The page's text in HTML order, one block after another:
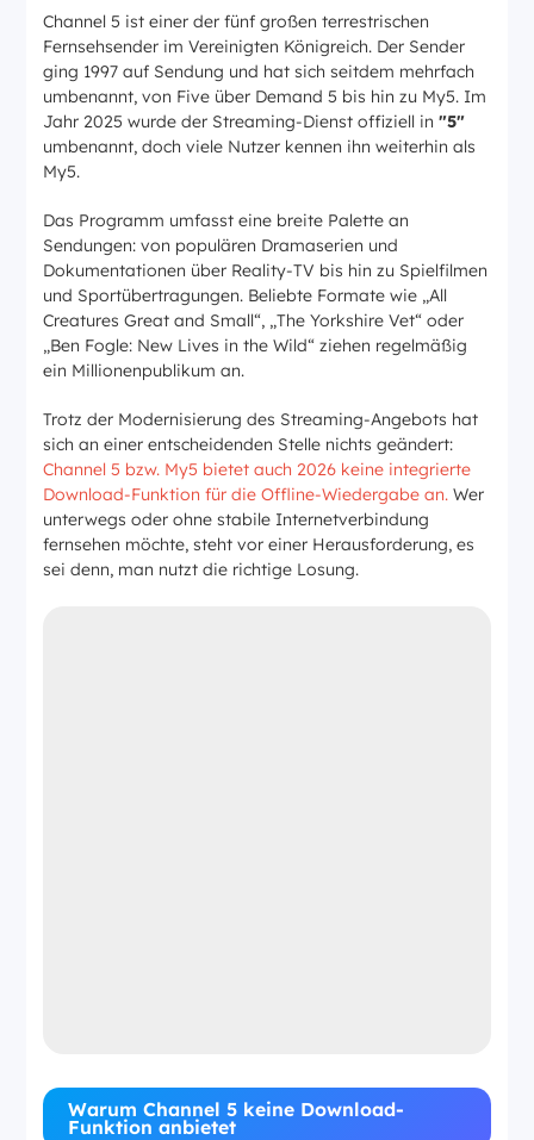
Channel 5 ist einer der fünf großen terrestrischen
Fernsehsender im Vereinigten Königreich. Der Sender
ging 1997 auf Sendung und hat sich seitdem mehrfach
umbenannt, von Five über Demand 5 bis hin zu My5. Im
Jahr 2025 wurde der Streaming-Dienst offiziell in"5"
umbenannt, doch viele Nutzer kennen ihn weiterhin als
My5.
Das Programm umfasst eine breite Palette an
Sendungen: von populären Dramaserien und
Dokumentationen über Reality-TV bis hin zu Spielfilmen
und Sportübertragungen. Beliebte Formate wie „All
Creatures Great and Small“, „The Yorkshire Vet“ oder
„Ben Fogle: New Lives in the Wild“ ziehen regelmäßig
ein Millionenpublikum an.
Trotz der Modernisierung des Streaming-Angebots hat
sich an einer entscheidenden Stelle nichts geändert:
Channel 5 bzw. My5 bietet auch 2026 keine integrierte
Download-Funktion für die Offline-Wiedergabe an. Wer
unterwegs oder ohne stabile Internetverbindung
fernsehen möchte, steht vor einer Herausforderung, es
sei denn, man nutzt die richtige Losung.
Warum Channel 5 keine Download-
Funktion anbietet